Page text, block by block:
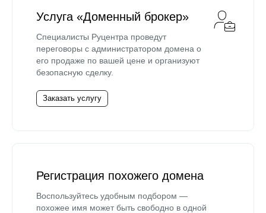
Услуга «Доменный брокер»
Специалисты Руцентра проведут
переговоры с администратором домена о
его продаже по вашей цене и организуют
безопасную сделку.
Заказать услугу
Регистрация похожего домена
Воспользуйтесь удобным подбором —
похожее имя может быть свободно в одной